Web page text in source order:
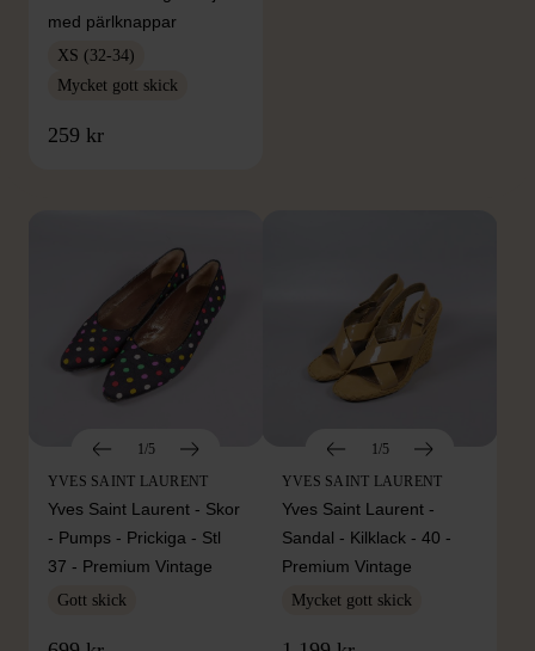
med pärlknappar
XS (32-34)
Mycket gott skick
259 kr
FRÅN SAMMA VARUMÄRKE
1/5
YVES SAINT LAURENT
Yves Saint Laurent - Skor
- Pumps - Prickiga - Stl
37 - Premium Vintage
Gott skick
1/5
YVES SAINT LAURENT
Yves Saint Laurent -
Sandal - Kilklack - 40 -
Premium Vintage
Mycket gott skick